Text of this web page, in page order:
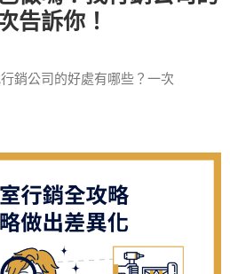
告訴你！
銷公司的好處有哪些？一次